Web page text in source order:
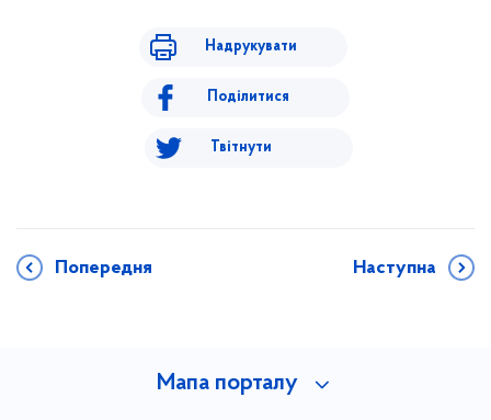
Надрукувати
Поділитися
Твітнути
Попередня Наступна
Мапа порталу